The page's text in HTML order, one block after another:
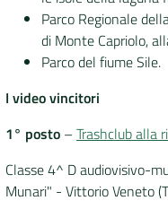
Parco Regionale
di Monte Capriolo,
Parco del fiume Sile.
I videovincitori
1° posto – Trashclub alla
Classe 4^ D audiovisivo-
Munari" - Vittorio Veneto